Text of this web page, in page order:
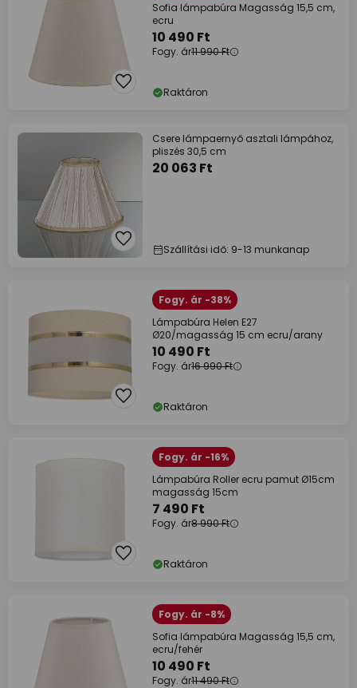
Sofia lámpabúra Magasság 15,5 cm,
ecru
10 490 Ft
Fogy. ár11 990 Ft
Raktáron
Csere lámpaernyő asztali lámpához,
pliszés 30,5 cm
20 063 Ft
Szállítási idő: 9-13 munkanap
Fogy. ár -38%
Lámpabúra Helen E27
Ø20/magasság 15 cm ecru/arany
10 490 Ft
Fogy. ár16 990 Ft
Raktáron
Fogy. ár -16%
Lámpabúra Roller ecru pamut Ø15cm
magasság 15cm
7 490 Ft
Fogy. ár8 990 Ft
Raktáron
Fogy. ár -8%
Sofia lámpabúra Magasság 15,5 cm,
ecru/fehér
10 490 Ft
Fogy. ár11 490 Ft